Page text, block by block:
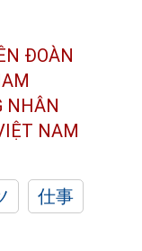
ĐOÀN
NHÂN
NAM
仕事